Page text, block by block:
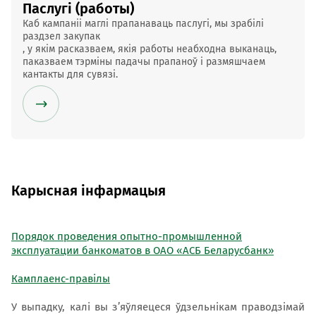
Паслугі (работы)
Каб кампаніі маглі прапанаваць паслугі, мы зрабілі
раздзел закупак
, у якім расказваем, якія работы неабходна выканаць,
паказваем тэрміны падачы прапаноў і размяшчаем
кантакты для сувязі.
Карысная інфармацыя
Порядок проведения опытно-промышленной
эксплуатации банкоматов в ОАО «АСБ Беларусбанк»
Камплаенс-правілы
У выпадку, калі вы з’яўляецеся ўдзельнікам праводзімай